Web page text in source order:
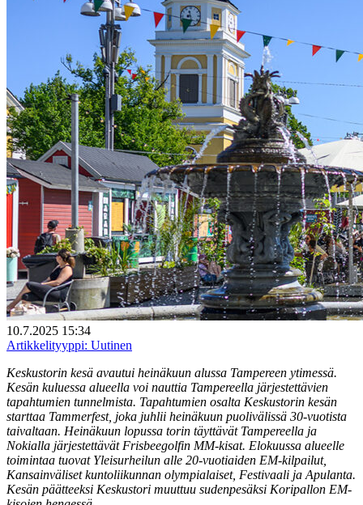
10.7.2025 15:34
Artikkelityyppi: Uutinen
Keskustorin kesä avautui heinäkuun alussa Tampereen ytimessä.
Kesän kuluessa alueella voi nauttia Tampereella järjestettävien
tapahtumien tunnelmista. Tapahtumien osalta Keskustorin kesän
starttaa Tammerfest, joka juhlii heinäkuun puolivälissä 30-vuotista
taivaltaan. Heinäkuun lopussa torin täyttävät Tampereella ja
Nokialla järjestettävät Frisbeegolfin MM-kisat. Elokuussa alueelle
toimintaa tuovat Yleisurheilun alle 20-vuotiaiden EM-kilpailut,
Kansainväliset kuntoliikunnan olympialaiset, Festivaali ja Apulanta.
Kesän päätteeksi Keskustori muuttuu sudenpesäksi Koripallon EM-